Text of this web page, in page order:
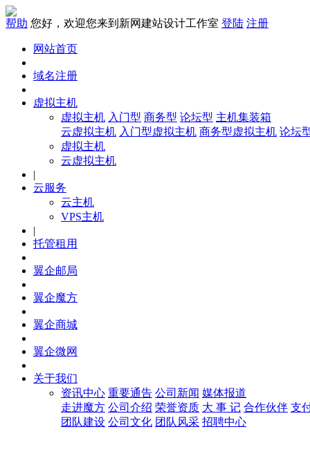
帮助 您好，欢迎您来到新网建站设计工作室 登陆 注册
网站首页
域名注册
虚拟主机
虚拟主机 入门型 商务型 论坛型 主机集装箱
云虚拟主机 入门型虚拟主机 商务型虚拟主机 论坛
虚拟主机
云虚拟主机
|
云服务
云主机
VPS主机
|
托管租用
翼企邮局
翼企魔方
翼企商城
翼企微网
关于我们
资讯中心 重要通告 公司新闻 媒体报道
走进魔方 公司介绍 荣誉资质 大 事 记 合作伙伴 支
团队建设 公司文化 团队风采 招聘中心